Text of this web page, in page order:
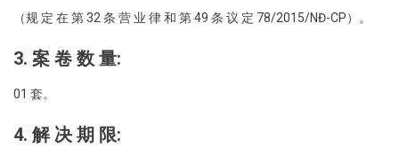
（规 定 在 第 32 条 营 业 律 和 第 49 条 议 定 78/2015/NĐ-CP）。
3. 案 卷 数 量:
01 套。
4. 解 决 期 限: